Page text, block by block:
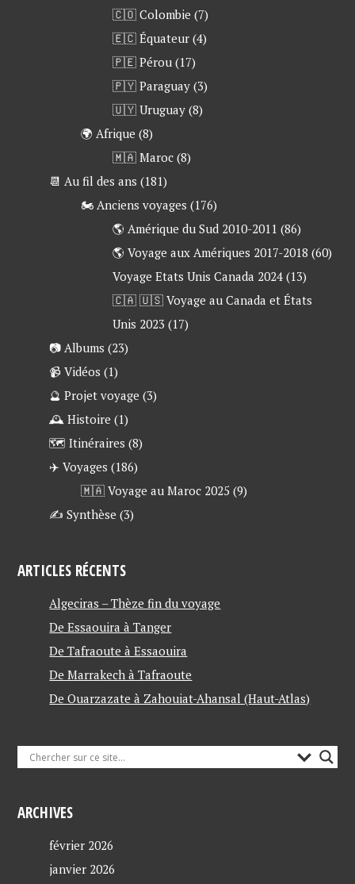
🇨🇴 Colombie (7)
🇪🇨 Équateur (4)
🇵🇪 Pérou (17)
🇵🇾 Paraguay (3)
🇺🇾 Uruguay (8)
🌍 Afrique (8)
🇲🇦 Maroc (8)
📆 Au fil des ans (181)
🏍 Anciens voyages (176)
🌎 Amérique du Sud 2010-2011 (86)
🌎 Voyage aux Amériques 2017-2018 (60)
Voyage Etats Unis Canada 2024 (13)
🇨🇦 🇺🇸 Voyage au Canada et États
Unis 2023 (17)
📷 Albums (23)
📹 Vidéos (1)
🔮 Projet voyage (3)
🕰 Histoire (1)
🗺 Itinéraires (8)
✈️ Voyages (186)
🇲🇦 Voyage au Maroc 2025 (9)
✍ Synthèse (3)
ARTICLES RÉCENTS
Algeciras – Thèze fin du voyage
De Essaouira à Tanger
De Tafraoute à Essaouira
De Marrakech à Tafraoute
De Ouarzazate à Zahouiat-Ahansal (Haut-Atlas)
ARCHIVES
février 2026
janvier 2026